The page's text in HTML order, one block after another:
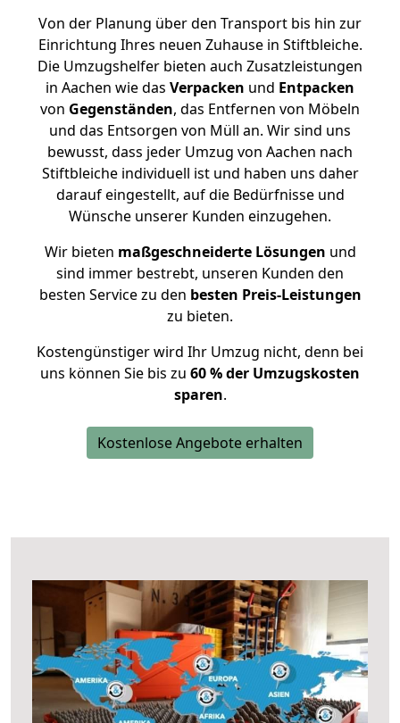
Von der Planung über den Transport bis hin zur
Einrichtung Ihres neuen Zuhause in Stiftbleiche.
Die Umzugshelfer bieten auch Zusatzleistungen
in Aachen wie das Verpacken und Entpacken
von Gegenständen, das Entfernen von Möbeln
und das Entsorgen von Müll an. Wir sind uns
bewusst, dass jeder Umzug von Aachen nach
Stiftbleiche individuell ist und haben uns daher
darauf eingestellt, auf die Bedürfnisse und
Wünsche unserer Kunden einzugehen.
Wir bieten maßgeschneiderte Lösungen und
sind immer bestrebt, unseren Kunden den
besten Service zu den besten Preis-Leistungen
zu bieten.
Kostengünstiger wird Ihr Umzug nicht, denn bei
uns können Sie bis zu 60 % der Umzugskosten
sparen.
Kostenlose Angebote erhalten